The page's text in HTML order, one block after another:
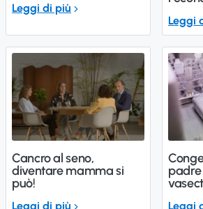
Leggi di più
Leggi
Cancro al seno,
diventare mamma si
può!
Leggi di più Leggi